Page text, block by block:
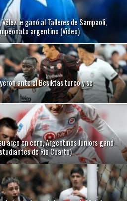
le ganó al Talleres de Sampaoli,
argentino (Video)
ante el Besiktas turco y se
arco en cero, Argentinos Juniors ganó
de Río Cuarto)